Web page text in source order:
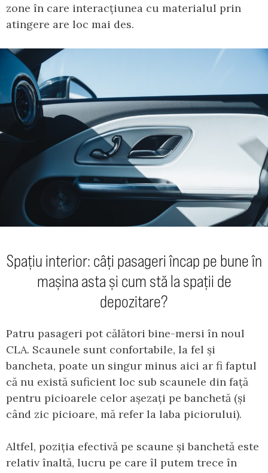
zone în care interacțiunea cu materialul prin
atingere are loc mai des.
Spațiu interior: câți pasageri încap pe bune în
mașina asta și cum stă la spații de
depozitare?
Patru pasageri pot călători bine-mersi în noul
CLA. Scaunele sunt confortabile, la fel și
bancheta, poate un singur minus aici ar fi faptul
că nu există suficient loc sub scaunele din față
pentru picioarele celor așezați pe banchetă (și
când zic picioare, mă refer la laba piciorului).
Altfel, poziția efectivă pe scaune și banchetă este
relativ înaltă, lucru pe care îl putem trece în